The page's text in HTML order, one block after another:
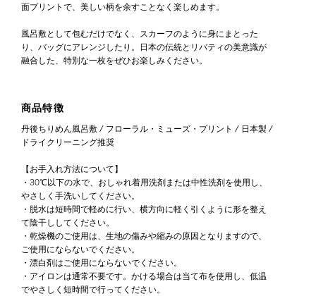
面プリントで、美しい柄を余すことなく楽しめます。
風呂敷として包むだけでなく、スカーフのように身にまとった
り、バッグにアレンジしたり。日本の伝統とリバティの美意識が
融合した、特別な一枚をぜひお楽しみください。
商品特徴
丹後ちりめん風呂敷 / フローラル・ミューズ・プリント / 日本製 /
ドライクリーニング推奨
【お手入れ方法について】
・30℃以下の水で、おしゃれ着用洗剤または中性洗剤を使用し、
やさしく手洗いしてください。
・脱水は短時間で軽めに行い、横方向に軽く引くように形を整え
て陰干ししてください。
・乾燥機のご使用は、生地の傷みや縮みの原因となりますので、
ご使用にならないでください。
・漂白剤はご使用にならないでください。
・アイロンは通常不要です。かける場合は当て布を使用し、低温
でやさしく短時間で行ってください。